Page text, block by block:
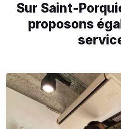
Sur Saint-
proposons